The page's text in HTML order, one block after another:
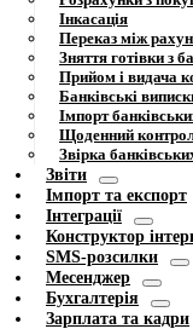
Інкасація
Переказ між
Зняття готівки з
Прийом і видача
Банківські
Імпорт
Щоденний
Звірка
Звіти
Імпорт та експорт
Інтеграції
Конструктор
SMS-розсилки
Месенджер
Бухгалтерія
Зарплата та кадри